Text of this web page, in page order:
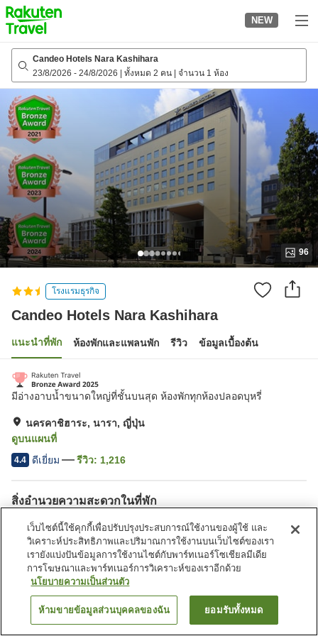
to
top
page
NEW
Candeo Hotels Nara Kashihara
23/8/2026 - 24/8/2026 ทั้งหมด 2 คน จำนวน 1 ห้อง
96
โรงแรมธุรกิจ
Candeo Hotels Nara Kashihara
แนะนำที่พัก ห้องพักและแพลนพัก รีวิว ข้อมูลเบื้องต้น
มีอ่างอาบน้ำขนาดใหญ่ที่ชั้นบนสุด ห้องพักทุกห้องปลอดบุหรี่
นครคาชิฮาระ, นารา, ญี่ปุ่น
ดูบนแผนที่
4.4 ดีเยี่ยม รีวิว: 1,216
สิ่งอำนวยความสะดวกในที่พัก
ซาวน่า
ตู้จำหน่ายอัตโนมัติ
ห้องอาบน้ำเปิดโล่ง (มีบ่อน้ำพุ
ร้อน)
บริการซักผ้า (มีค่าบริการ)
หน้าแรก ญี่ปุ่น นารา
Candeo Hotels Nara Kashihara
ค้นหาห้องพัก
เว็บไซต์นี้ใช้คุกกี้เพื่อปรับปรุงประสบการณ์ใช้งานของผู้ใช้ และ
วิเคราะห์ประสิทธิภาพและปริมาณการใช้งานบนเว็บไซต์ของเรา
เรายังแบ่งปันข้อมูลการใช้งานไซต์กับพาร์ทเนอร์โซเชียลมีเดีย
การโฆษณาและพาร์ทเนอร์การวิเคราะห์ของเราอีกด้วย
นโยบายความเป็นส่วนตัว
ห้ามขายข้อมูลส่วนบุคคลของฉัน ยอมรับทั้งหมด